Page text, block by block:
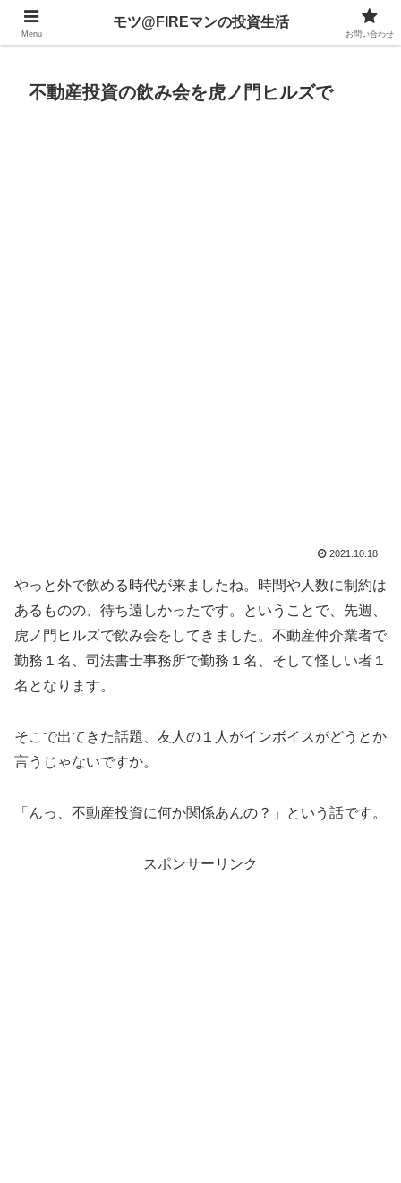
不動産、投資信託、暗号資産、株式、等々への投資について
不動産投資の飲み会を虎ノ門ヒルズで
2021.10.18
やっと外で飲める時代が来ましたね。時間や人数に制約は
あるものの、待ち遠しかったです。ということで、先週、
虎ノ門ヒルズで飲み会をしてきました。不動産仲介業者で
勤務１名、司法書士事務所で勤務１名、そして怪しい者１
名となります。
そこで出てきた話題、友人の１人がインボイスがどうとか
言うじゃないですか。
「んっ、不動産投資に何か関係あんの？」という話です。
スポンサーリンク
Menu
モツ@FIREマンの投資生活
お問い合わせ